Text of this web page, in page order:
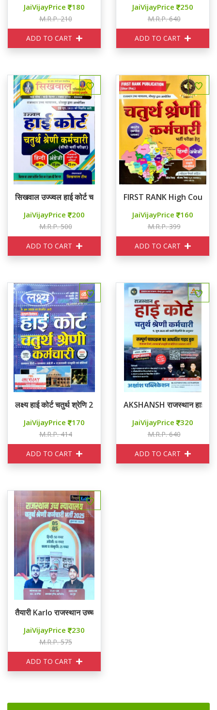
JaiVijayPrice 180
M.R.P. 210
ADD TO CART
JaiVijayPrice 250
M.R.P. 640
ADD TO CART
सिखवाल उज्ज्वल हाई कोर्ट चतुर्थ श्रेणि
JaiVijayPrice 200
M.R.P. 500
ADD TO CART
FIRST RANK High Court
JaiVijayPrice 160
M.R.P. 399
ADD TO CART
लक्ष्य हाई कोर्ट चतुर्थ श्रेणि 2025
JaiVijayPrice 170
M.R.P. 414
ADD TO CART
AKSHANSH राजस्थान हाई
JaiVijayPrice 320
M.R.P. 640
ADD TO CART
तैयारी Karlo राजस्थान उच्च न्यायालय चतुर्थ श्रेणि 2025
JaiVijayPrice 230
M.R.P. 575
ADD TO CART